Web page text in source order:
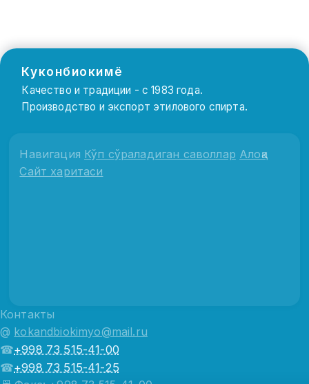
Куконбиокимё
Качество и традиции - с 1983 года.
Производство и экспорт этилового спирта.
Навигация Кўп сўраладиган саволлар Алоқа
Сайт харитаси
Контакты
@ kokandbiokimyo@mail.ru
☎+998 73 515-41-00
☎+998 73 515-41-25